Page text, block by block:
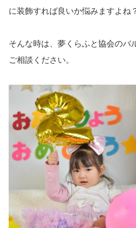
に装飾すれば良いか悩みますよね
そんな時は、夢くらふと協会のバ
ご相談ください。